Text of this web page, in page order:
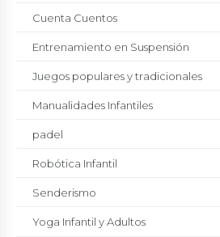
Cuenta Cuentos
Entrenamiento en Suspensión
Juegos populares y tradicionales
Manualidades Infantiles
padel
Robótica Infantil
Senderismo
Yoga Infantil y Adultos